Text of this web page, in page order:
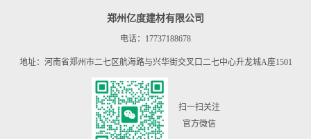
郑州亿度建材有限公司
电话：17737188678
地址：河南省郑州市二七区航海路与兴华街交叉口二七中心升龙城A座1501
扫一扫关注
官方微信